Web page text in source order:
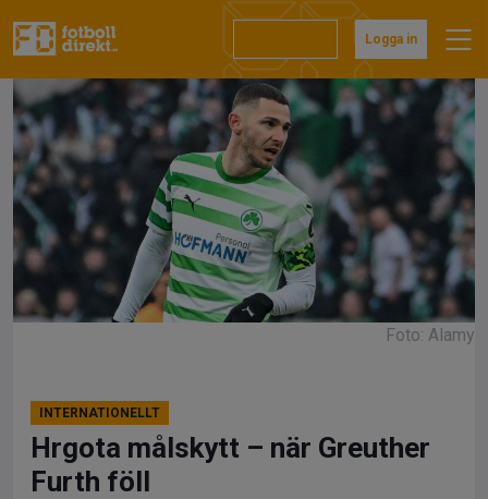
till
Logga in
Foto: Alamy
INTERNATIONELLT
Hrgota målskytt – när Greuther
Furth föll